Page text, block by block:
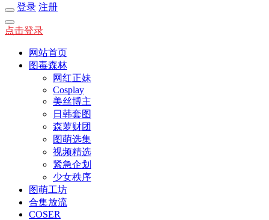
登录 注册
点击登录
网站首页
图毒森林
网红正妹
Cosplay
美丝博主
日韩套图
森萝财团
图萌选集
视频精选
紧急企划
少女秩序
图萌工坊
合集放流
COSER